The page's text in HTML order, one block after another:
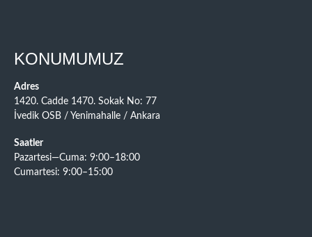
KONUMUMUZ
Adres
1420. Cadde 1470. Sokak No: 77
İvedik OSB / Yenimahalle / Ankara
Saatler
Pazartesi—Cuma: 9:00–18:00
Cumartesi: 9:00–15:00